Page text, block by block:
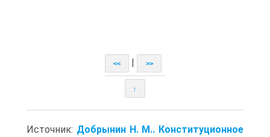
<< >>
↑
Источник: Добрынин Н. М.. Конституционное